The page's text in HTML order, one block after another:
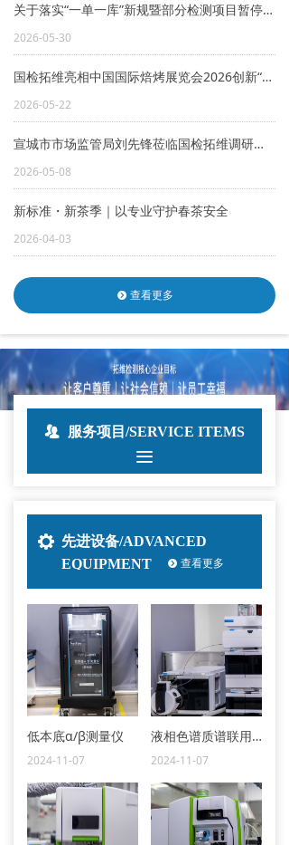
关于落实“一单一库”新规暨部分检测项目暂停加盖CMA标志的说明
2026-05-30
国检拓维亮相中国国际焙烤展览会2026创新“新势力”论坛
2026-05-22
宣城市市场监管局刘先锋莅临国检拓维调研指导
2026-05-08
新标准・新茶季｜以专业守护春茶安全
2026-04-03
뀹 查看更多
服务项目/SERVICE ITEMS
뀡
끀
끶 先进设备/ADVANCED
EQUIPMENT
뀹 查看更多
低本底α/β测量仪
2024-11-07
液相色谱质谱联用仪
2024-11-07